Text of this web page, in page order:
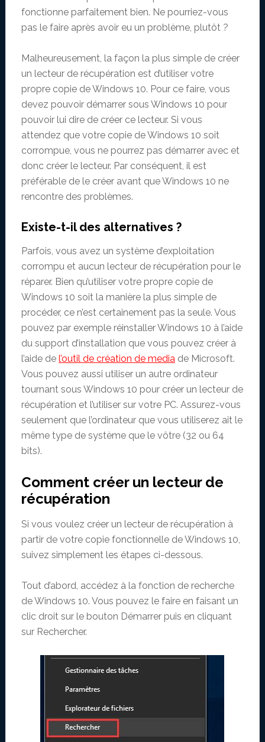
fonctionne parfaitement bien. Ne pourriez-vous
pas le faire après avoir eu un problème, plutôt ?
Malheureusement, la façon la plus simple de créer
un lecteur de récupération est d’utiliser votre
propre copie de Windows 10. Pour ce faire, vous
devez pouvoir démarrer sous Windows 10 pour
pouvoir lui dire de créer ce lecteur. Si vous
attendez que votre copie de Windows 10 soit
corrompue, vous ne pourrez pas démarrer avec et
donc créer le lecteur. Par conséquent, il est
préférable de le créer avant que Windows 10 ne
rencontre des problèmes.
Existe-t-il des alternatives ?
Parfois, vous avez un système d’exploitation
corrompu et aucun lecteur de récupération pour le
réparer. Bien qu’utiliser votre propre copie de
Windows 10 soit la manière la plus simple de
procéder, ce n’est certainement pas la seule. Vous
pouvez par exemple réinstaller Windows 10 à l’aide
du support d’installation que vous pouvez créer à
l’aide de l’outil de création de mediade Microsoft.
Vous pouvez aussi utiliser un autre ordinateur
tournant sous Windows 10 pour créer un lecteur de
récupération et l’utiliser sur votre PC. Assurez-vous
seulement que l’ordinateur que vous utiliserez ait le
même type de système que le vôtre (32 ou 64
bits).
Comment créer un lecteur de
récupération
Si vous voulez créer un lecteur de récupération à
partir de votre copie fonctionnelle de Windows 10,
suivez simplement les étapes ci-dessous.
Tout d’abord, accédez à la fonction de recherche
de Windows 10. Vous pouvez le faire en faisant un
clic droit sur le bouton Démarrer puis en cliquant
sur Rechercher.